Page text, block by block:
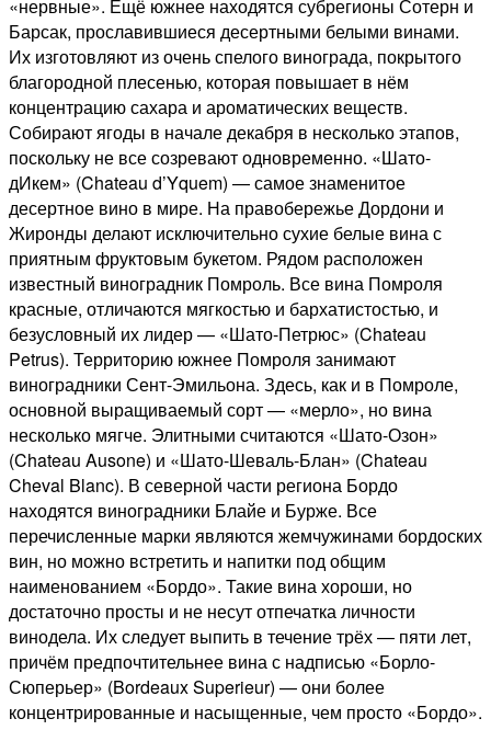
«нервные». Ещё южнее находятся субрегионы Сотерн и
Барсак, прославившиеся десертными белыми винами.
Их изготовляют из очень спелого винограда, покрытого
благородной плесенью, которая повышает в нём
концентрацию сахара и ароматических веществ.
Собирают ягоды в начале декабря в несколько этапов,
поскольку не все созревают одновременно. «Шато-
дИкем» (Chateau d’Yquem) — самое знаменитое
десертное вино в мире. На правобережье Дордони и
Жиронды делают исключительно сухие белые вина с
приятным фруктовым букетом. Рядом расположен
известный виноградник Помроль. Все вина Помроля
красные, отличаются мягкостью и бархатистостью, и
безусловный их лидер — «Шато-Петрюс» (Chateau
Petrus). Территорию южнее Помроля занимают
виноградники Сент-Эмильона. Здесь, как и в Помроле,
основной выращиваемый сорт — «мерло», но вина
несколько мягче. Элитными считаются «Шато-Озон»
(Chateau Ausone) и «Шато-Шеваль-Блан» (Chateau
Cheval Blanc). В северной части региона Бордо
находятся виноградники Блайе и Бурже. Все
перечисленные марки являются жемчужинами бордоских
вин, но можно встретить и напитки под общим
наименованием «Бордо». Такие вина хороши, но
достаточно просты и не несут отпечатка личности
винодела. Их следует выпить в течение трёх — пяти лет,
причём предпочтительнее вина с надписью «Борло-
Сюперьер» (Bordeaux Superieur) — они более
концентрированные и насыщенные, чем просто «Бордо».